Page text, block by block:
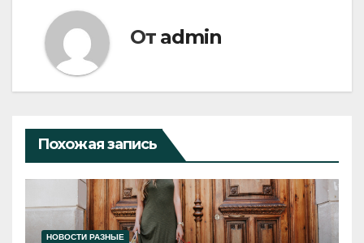
От admin
Похожая запись
НОВОСТИ РАЗНЫЕ